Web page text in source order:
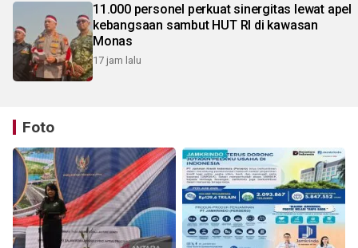
11.000 personel perkuat sinergitas lewat apel
kebangsaan sambut HUT RI di kawasan
Monas
17 jam lalu
Foto